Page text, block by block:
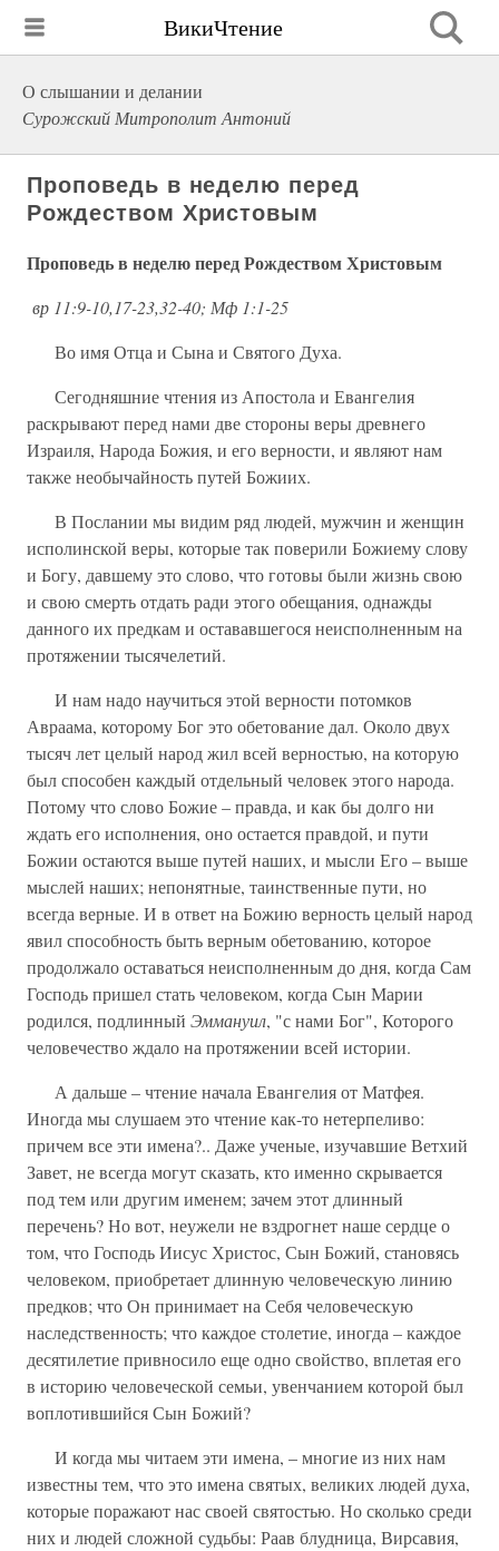
ВикиЧтение
О слышании и делании
Сурожский Митрополит Антоний
Проповедь в неделю перед
Рождеством Христовым
Проповедь в неделю перед Рождеством Христовым
вр 11:9-10,17-23,32-40; Мф 1:1-25
Во имя Отца и Сына и Святого Духа.
Сегодняшние чтения из Апостола и Евангелия
раскрывают перед нами две стороны веры древнего
Израиля, Народа Божия, и его верности, и являют нам
также необычайность путей Божиих.
В Послании мы видим ряд людей, мужчин и женщин
исполинской веры, которые так поверили Божиему слову
и Богу, давшему это слово, что готовы были жизнь свою
и свою смерть отдать ради этого обещания, однажды
данного их предкам и остававшегося неисполненным на
протяжении тысячелетий.
И нам надо научиться этой верности потомков
Авраама, которому Бог это обетование дал. Около двух
тысяч лет целый народ жил всей верностью, на которую
был способен каждый отдельный человек этого народа.
Потому что слово Божие – правда, и как бы долго ни
ждать его исполнения, оно остается правдой, и пути
Божии остаются выше путей наших, и мысли Его – выше
мыслей наших; непонятные, таинственные пути, но
всегда верные. И в ответ на Божию верность целый народ
явил способность быть верным обетованию, которое
продолжало оставаться неисполненным до дня, когда Сам
Господь пришел стать человеком, когда Сын Марии
родился, подлинный Эммануил, "с нами Бог", Которого
человечество ждало на протяжении всей истории.
А дальше – чтение начала Евангелия от Матфея.
Иногда мы слушаем это чтение как-то нетерпеливо:
причем все эти имена?.. Даже ученые, изучавшие Ветхий
Завет, не всегда могут сказать, кто именно скрывается
под тем или другим именем; зачем этот длинный
перечень? Но вот, неужели не вздрогнет наше сердце о
том, что Господь Иисус Христос, Сын Божий, становясь
человеком, приобретает длинную человеческую линию
предков; что Он принимает на Себя человеческую
наследственность; что каждое столетие, иногда – каждое
десятилетие привносило еще одно свойство, вплетая его
в историю человеческой семьи, увенчанием которой был
воплотившийся Сын Божий?
И когда мы читаем эти имена, – многие из них нам
известны тем, что это имена святых, великих людей духа,
которые поражают нас своей святостью. Но сколько среди
них и людей сложной судьбы: Раав блудница, Вирсавия,